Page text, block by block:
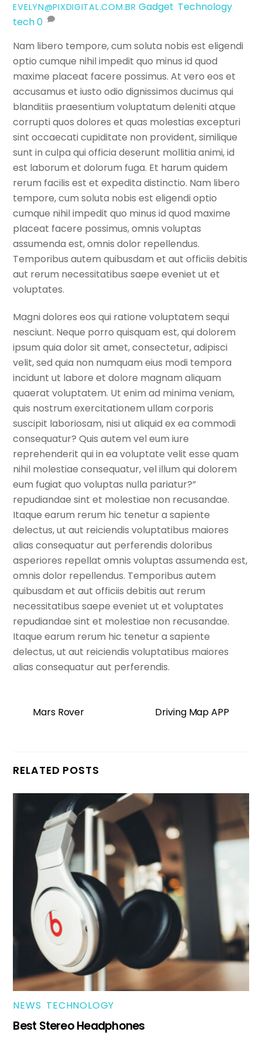
EVELYN@PIXDIGITAL.COM.BR Gadget Technology
tech0
Nam libero tempore, cum soluta nobis est eligendi
optio cumque nihil impedit quo minus id quod
maxime placeat facere possimus. At vero eos et
accusamus et iusto odio dignissimos ducimus qui
blanditiis praesentium voluptatum deleniti atque
corrupti quos dolores et quas molestias excepturi
sint occaecati cupiditate non provident, similique
sunt in culpa qui officia deserunt mollitia animi, id
est laborum et dolorum fuga. Et harum quidem
rerum facilis est et expedita distinctio. Nam libero
tempore, cum soluta nobis est eligendi optio
cumque nihil impedit quo minus id quod maxime
placeat facere possimus, omnis voluptas
assumenda est, omnis dolor repellendus.
Temporibus autem quibusdam et aut officiis debitis
aut rerum necessitatibus saepe eveniet ut et
voluptates.
Magni dolores eos qui ratione voluptatem sequi
nesciunt. Neque porro quisquam est, qui dolorem
ipsum quia dolor sit amet, consectetur, adipisci
velit, sed quia non numquam eius modi tempora
incidunt ut labore et dolore magnam aliquam
quaerat voluptatem. Ut enim ad minima veniam,
quis nostrum exercitationem ullam corporis
suscipit laboriosam, nisi ut aliquid ex ea commodi
consequatur? Quis autem vel eum iure
reprehenderit qui in ea voluptate velit esse quam
nihil molestiae consequatur, vel illum qui dolorem
eum fugiat quo voluptas nulla pariatur?”
repudiandae sint et molestiae non recusandae.
Itaque earum rerum hic tenetur a sapiente
delectus, ut aut reiciendis voluptatibus maiores
alias consequatur aut perferendis doloribus
asperiores repellat omnis voluptas assumenda est,
omnis dolor repellendus. Temporibus autem
quibusdam et aut officiis debitis aut rerum
necessitatibus saepe eveniet ut et voluptates
repudiandae sint et molestiae non recusandae.
Itaque earum rerum hic tenetur a sapiente
delectus, ut aut reiciendis voluptatibus maiores
alias consequatur aut perferendis.
Mars Rover Driving Map APP
RELATED POSTS
NEWS TECHNOLOGY
Best Stereo Headphones